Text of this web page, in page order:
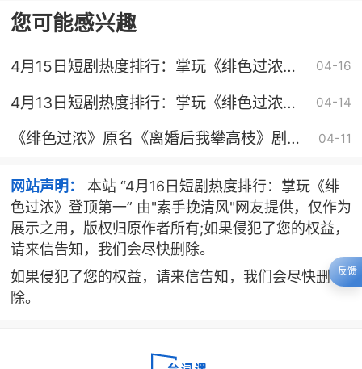
您可能感兴趣
4月15日短剧热度排行：掌玩《绯色过浓》
04-16
4月13日短剧热度排行：掌玩《绯色过浓》
04-14
《绯色过浓》原名《离婚后我攀高枝》剧情
04-11
网站声明：
本站 “4月16日短剧热度排行：掌玩《绯
色过浓》登顶第一” 由"素手挽清风"网友提供，仅作为
展示之用，版权归原作者所有;如果侵犯了您的权益，
请来信告知，我们会尽快删除。
如果侵犯了您的权益，请来信告知，我们会尽快删
除。
反馈